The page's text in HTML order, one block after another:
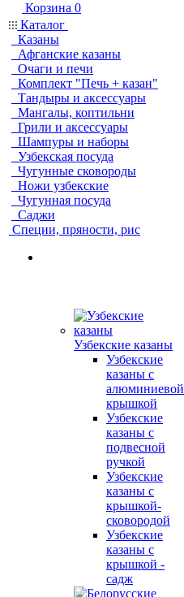
Корзина 0
Каталог
Казаны
Афганские казаны
Очаги и печи
Комплект "Печь + казан"
Тандыры и аксессуары
Мангалы, коптильни
Грили и аксессуары
Шампуры и наборы
Узбекская посуда
Чугунные сковороды
Ножи узбекские
Чугунная посуда
Саджи
Специи, пряности, рис
Узбекские казаны
Узбекские
казаны с
алюминиевой
крышкой
Узбекские
казаны с
подвесной
ручкой
Узбекские
казаны с
крышкой-
сковородой
Узбекские
казаны с
крышкой -
садж